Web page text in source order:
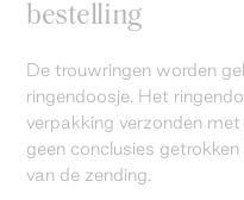
bestelling
De trouwringen worden
ringendoosje. Het
verpakking verzonden
geen conclusies
van de zending.